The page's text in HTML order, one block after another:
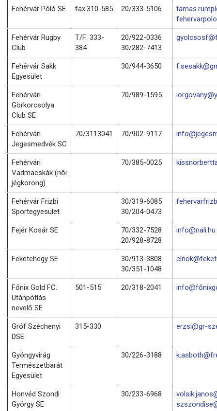
Fehérvár Póló SE fax:310-585 20/333-5106
Fehérvár Rugby
Club
T/F: 333-
384
20/922-0336
30/282-7413
Fehérvár Sakk
Egyesület
30/944-3650
Fehérvári
Görkorcsolya
Club SE
70/989-1595
Fehérvári
Jegesmedvék SC
70/3113041 70/902-9117
Fehérvári
Vadmacskák (női
jégkorong)
70/385-0025
Fehérvár Frizbi
Sportegyesület
30/319-6085
30/204-0473
Fejér Kosár SE
70/332-7528
20/928-8728
info@nali.hu
Feketehegy SE
30/913-3808
30/351-1048
Főnix Gold FC.
Utánpótlás
nevelő SE
501-515 20/318-2041
Gróf Széchenyi
DSE
315-330 erzsi@gr-
Gyöngyvirág
Természetbarát
Egyesület
30/226-3188
Honvéd Szondi
György SE
30/233-6968